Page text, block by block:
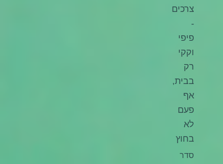
צרכים
-
פיפי
וקקי
רק
בבית,
אף
פעם
לא
בחוץ
סדר